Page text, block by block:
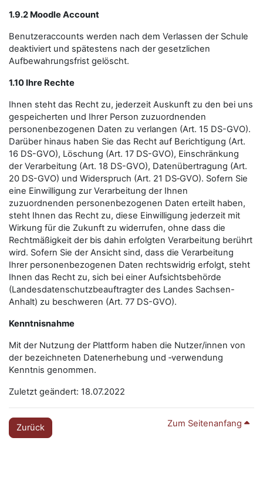
1.9.2 Moodle Account
Benutzeraccounts werden nach dem Verlassen der Schule
deaktiviert und spätestens nach der gesetzlichen
Aufbewahrungsfrist gelöscht.
1.10 Ihre Rechte
Ihnen steht das Recht zu, jederzeit Auskunft zu den bei uns
gespeicherten und Ihrer Person zuzuordnenden
personenbezogenen Daten zu verlangen (Art. 15 DS-GVO).
Darüber hinaus haben Sie das Recht auf Berichtigung (Art.
16 DS-GVO), Löschung (Art. 17 DS-GVO), Einschränkung
der Verarbeitung (Art. 18 DS-GVO), Datenübertragung (Art.
20 DS-GVO) und Widerspruch (Art. 21 DS‑GVO). Sofern Sie
eine Einwilligung zur Verarbeitung der Ihnen
zuzuordnenden personenbezogenen Daten erteilt haben,
steht Ihnen das Recht zu, diese Einwilligung jederzeit mit
Wirkung für die Zukunft zu widerrufen, ohne dass die
Rechtmäßigkeit der bis dahin erfolgten Verarbeitung berührt
wird. Sofern Sie der Ansicht sind, dass die Verarbeitung
Ihrer personenbezogenen Daten rechtswidrig erfolgt, steht
Ihnen das Recht zu, sich bei einer Aufsichtsbehörde
(Landesdatenschutzbeauftragter des Landes Sachsen-
Anhalt) zu beschweren (Art. 77 DS-GVO).
Kenntnisnahme
Mit der Nutzung der Plattform haben die Nutzer/innen von
der bezeichneten Datenerhebung und ‑verwendung
Kenntnis genommen.
Zuletzt geändert: 18.07.2022
Zurück Zum Seitenanfang